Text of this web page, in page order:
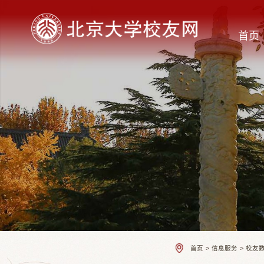
首页
首页 > 信息服务 > 校友